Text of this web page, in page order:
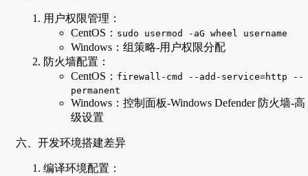
用户权限管理：
CentOS： sudo usermod -aG wheel username
Windows：组策略-用户权限分配
防火墙配置：
CentOS： firewall-cmd --add-service=http --
permanent
Windows：控制面板-Windows Defender 防火墙-高
级设置
六、开发环境搭建差异
编译环境配置：